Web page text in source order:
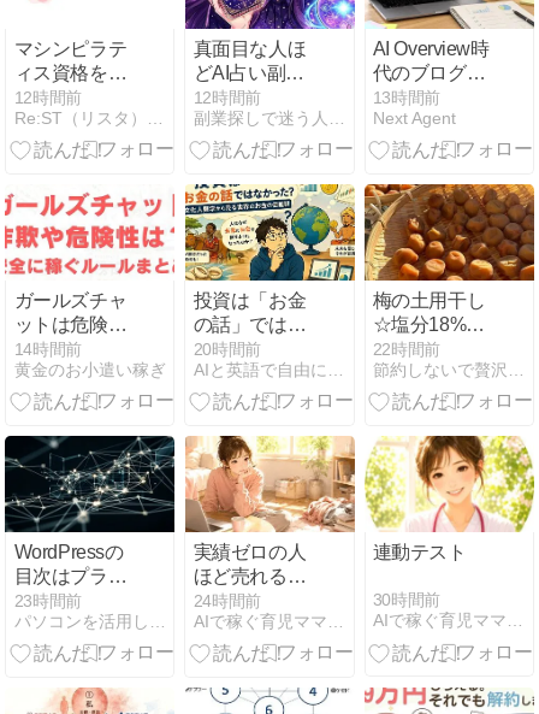
マシンピラテ
ィス資格をオ
ンラインで取
得｜MAJOLIの
料金と講座内
【2026】
12時間前
Re:ST（リスタ）：大人の学び直し＆50代からの独立起業
真面目な人ほ
どAI占い副業
で失敗する根
本原因とレッ
ドオーシャン
市場選択の極
意
12時間前
副業探しで迷う人へ、AI占いで収入源を増やす最新活用法
AI Overview時
代のブログ
SEOとは？小
さなAI副業ブ
ログが今すぐ
つのこと
13時間前
Next Agent
ガールズチャ
ットは危険な
詐欺サイト？
身バレの不安
や安全な稼ぎ
解説
14時間前
黄金のお小遣い稼ぎ
投資は「お金
の話」ではな
かった？文化
人類学から見
る世界のお金
20時間前
AIと英語で自由に働く研究所
梅の土用干し
☆塩分18%の
梅 2キロを干
して、紫蘇漬
けにしまし
2026）
22時間前
節約しないで贅沢するために！
WordPressの
目次はプラグ
インで入れ
る？3つの方
法と選び方
23時間前
パソコンを活用して生計を立てている情報をシェア＠よぴ
実績ゼロの人
ほど売れる
noteを書ける
禁断法
24時間前
AIで稼ぐ育児ママの在宅起業術
連動テスト
30時間前
AIで稼ぐ育児ママの在宅起業術